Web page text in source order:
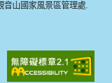
山國家風景區管理處.